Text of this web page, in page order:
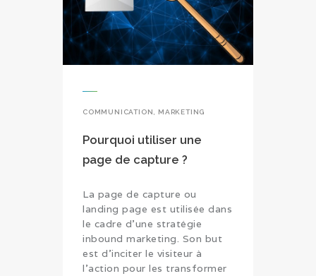
COMMUNICATION MARKETING
Pourquoi utiliser une
page de capture ?
La page de capture ou
landing page est utilisée dans
le cadre d’une stratégie
inbound marketing. Son but
est d’inciter le visiteur à
l’action pour les transformer